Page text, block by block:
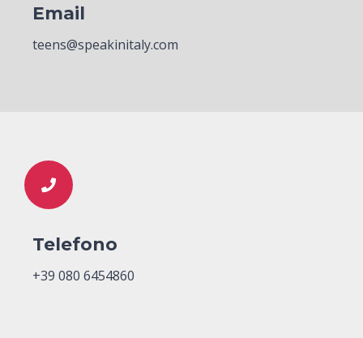
Email
teens@speakinitaly.com
Telefono
+39 080 6454860